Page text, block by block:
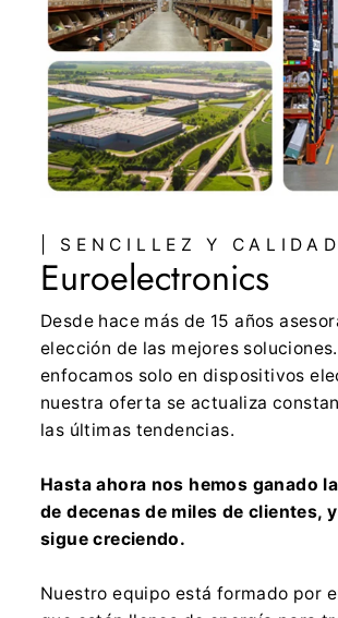
| SENCILLEZ Y
Euroelectronics
Desde hace más de 15 años
elección de las mejores
enfocamos solo en dispositivos
nuestra oferta se actualiza
las últimas tendencias.
Hasta ahora nos hemos ganado
de decenas de miles de clientes,
sigue creciendo.
Nuestro equipo está formado por